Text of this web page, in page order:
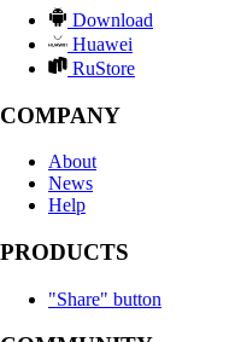
Download
Huawei
RuStore
COMPANY
About
News
Help
PRODUCTS
"Share" button